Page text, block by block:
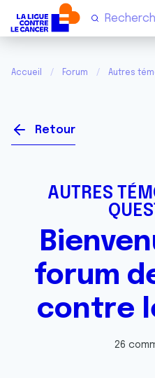
Accueil Forum Autres
Retour
AUTRES
forum
contre
26